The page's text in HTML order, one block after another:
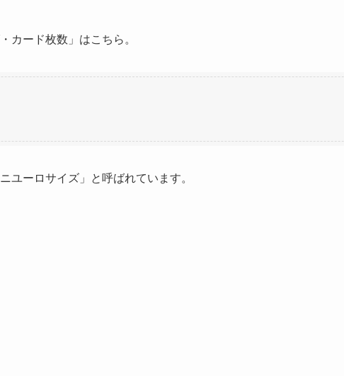
カード枚数」はこちら。
ユーロサイズ」と呼ばれています。